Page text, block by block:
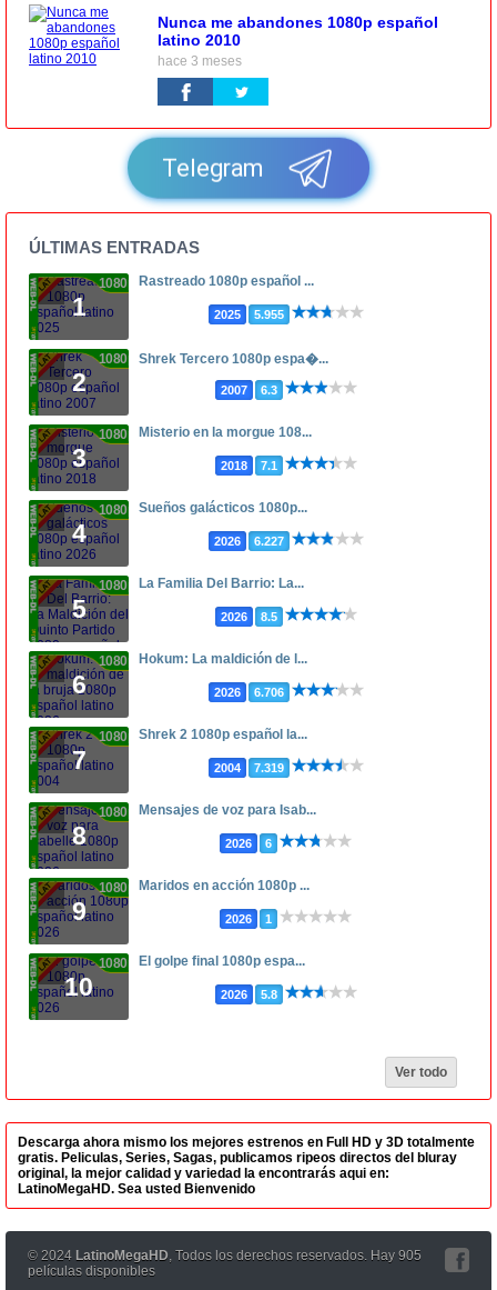
Nunca me abandones 1080p español
latino 2010
hace 3 meses
Telegram
ÚLTIMAS ENTRADAS
1
1080p Rastreado 1080p español ...
2025 5.955
2
1080p Shrek Tercero 1080p espa�...
2007 6.3
3
1080p Misterio en la morgue 108...
2018 7.1
4
1080p Sueños galácticos 1080p...
2026 6.227
5
1080p La Familia Del Barrio: La...
2026 8.5
6
1080p Hokum: La maldición de l...
2026 6.706
7
1080p Shrek 2 1080p español la...
2004 7.319
8
1080p Mensajes de voz para Isab...
2026 6
9
1080p Maridos en acción 1080p ...
2026 1
10
1080p El golpe final 1080p espa...
2026 5.8
Ver todo
Descarga ahora mismo los mejores estrenos en Full HD y 3D totalmente
gratis. Peliculas, Series, Sagas, publicamos ripeos directos del bluray
original, la mejor calidad y variedad la encontrarás aqui en:
LatinoMegaHD. Sea usted Bienvenido
© 2024 LatinoMegaHD, Todos los derechos reservados. Hay 905
películas disponibles